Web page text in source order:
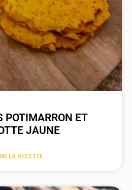
POTIMARRON ET
JAUNE
LA RECETTE